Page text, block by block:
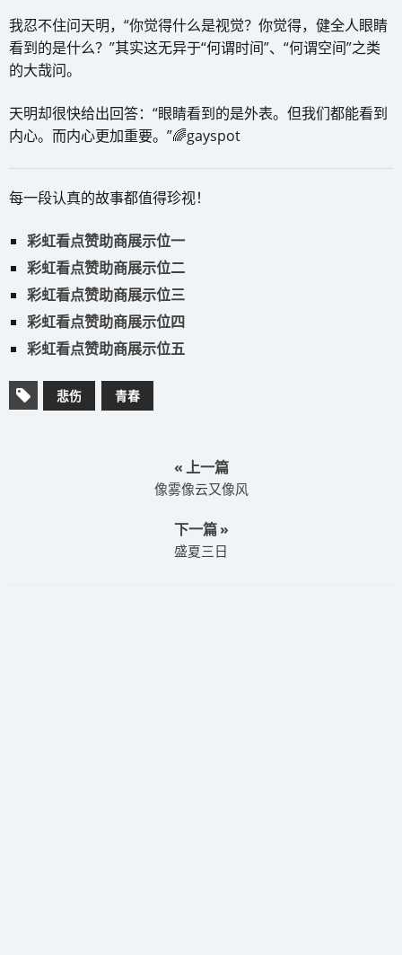
我忍不住问天明，“你觉得什么是视觉？你觉得，健全人眼睛
看到的是什么？”其实这无异于“何谓时间”、“何谓空间”之类
的大哉问。
天明却很快给出回答：“眼睛看到的是外表。但我们都能看到
内心。而内心更加重要。”🌈gayspot
每一段认真的故事都值得珍视！
彩虹看点赞助商展示位一
彩虹看点赞助商展示位二
彩虹看点赞助商展示位三
彩虹看点赞助商展示位四
彩虹看点赞助商展示位五
悲伤 青春
« 上一篇
​像雾像云又像风
下一篇 »
​盛夏三日